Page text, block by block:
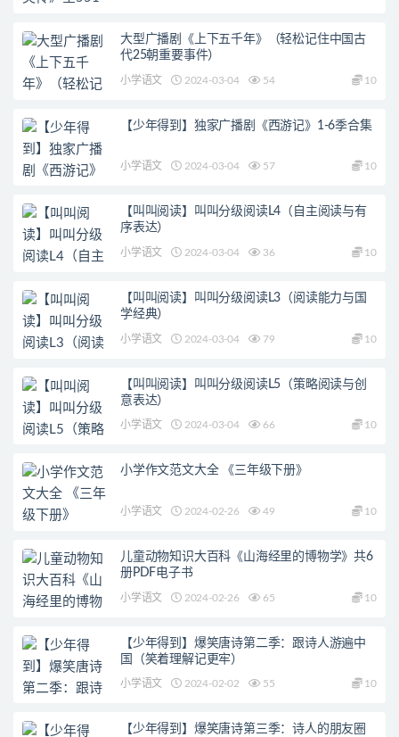
大型广播剧《上下五千年》（轻松记住中国古
代25朝重要事件）
小学语文 2024-03-04 54 10
【少年得到】独家广播剧《西游记》1-6季合集
小学语文 2024-03-04 57 10
【叫叫阅读】叫叫分级阅读L4（自主阅读与有
序表达）
小学语文 2024-03-04 36 10
【叫叫阅读】叫叫分级阅读L3（阅读能力与国
学经典）
小学语文 2024-03-04 79 10
【叫叫阅读】叫叫分级阅读L5（策略阅读与创
意表达）
小学语文 2024-03-04 66 10
小学作文范文大全 《三年级下册》
小学语文 2024-02-26 49 10
儿童动物知识大百科《山海经里的博物学》共6
册PDF电子书
小学语文 2024-02-26 65 10
【少年得到】爆笑唐诗第二季：跟诗人游遍中
国（笑着理解记更牢）
小学语文 2024-02-02 55 10
【少年得到】爆笑唐诗第三季：诗人的朋友圈